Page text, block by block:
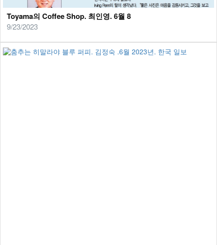
Toyama의 Coffee Shop. 최인영. 6월 8
9/23/2023